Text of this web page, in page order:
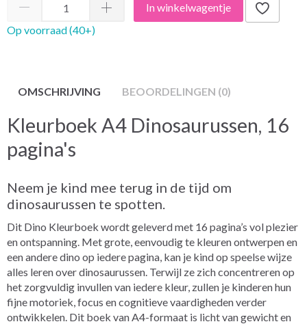
In winkelwagentje
Op voorraad (40+)
OMSCHRIJVING BEOORDELINGEN (0)
Kleurboek A4 Dinosaurussen, 16
pagina's
Neem je kind mee terug in de tijd om
dinosaurussen te spotten.
Dit Dino Kleurboek wordt geleverd met 16 pagina’s vol plezier
en ontspanning. Met grote, eenvoudig te kleuren ontwerpen en
een andere dino op iedere pagina, kan je kind op speelse wijze
alles leren over dinosaurussen. Terwijl ze zich concentreren op
het zorgvuldig invullen van iedere kleur, zullen je kinderen hun
fijne motoriek, focus en cognitieve vaardigheden verder
ontwikkelen. Dit boek van A4-formaat is licht van gewicht en